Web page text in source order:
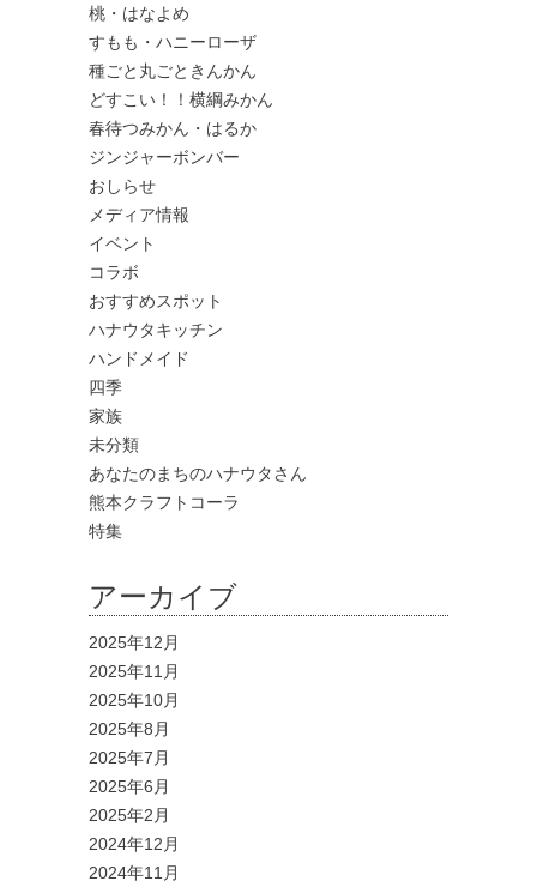
桃・はなよめ
すもも・ハニーローザ
種ごと丸ごときんかん
どすこい！！横綱みかん
春待つみかん・はるか
ジンジャーボンバー
おしらせ
メディア情報
イベント
コラボ
おすすめスポット
ハナウタキッチン
ハンドメイド
四季
家族
未分類
あなたのまちのハナウタさん
熊本クラフトコーラ
特集
アーカイブ
2025年12月
2025年11月
2025年10月
2025年8月
2025年7月
2025年6月
2025年2月
2024年12月
2024年11月